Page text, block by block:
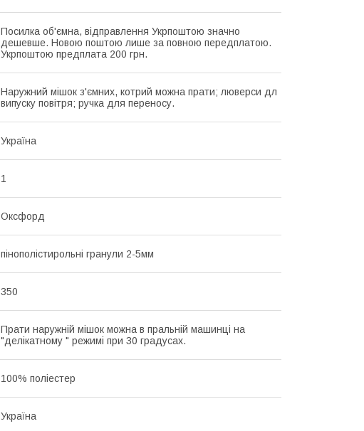
Посилка об'ємна, відправлення Укрпоштою значно
дешевше. Новою поштою лише за повною передплатою.
Укрпоштою предплата 200 грн.
Наружний мішок з'ємних, котрий можна прати; люверси дл
випуску повітря; ручка для переносу.
Україна
1
Оксфорд
пінополістирольні гранули 2-5мм
350
Прати наружній мішок можна в пральній машинці на
"делікатному " режимі при 30 градусах.
100% поліестер
Україна